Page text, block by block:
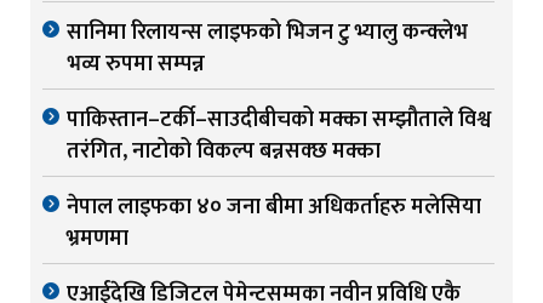
सानिमा रिलायन्स लाइफको भिजन टु भ्यालु कन्क्लेभ
भव्य रुपमा सम्पन्न
पाकिस्तान–टर्की–साउदीबीचको मक्का सम्झौताले विश्व
तरंगित, नाटोको विकल्प बन्नसक्छ मक्का
नेपाल लाइफका ४० जना बीमा अधिकर्ताहरु मलेसिया
भ्रमणमा
एआईदेखि डिजिटल पेमेन्टसम्मका नवीन प्रविधि एकै